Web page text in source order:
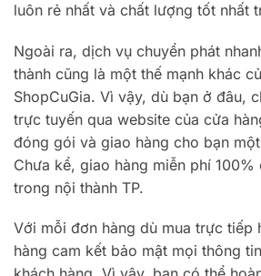
luôn rẻ nhất và chất lượng tốt nhất
Ngoài ra, dịch vụ chuyển phát
thành cũng là một thế mạnh khác
ShopCuGia. Vì vậy, dù bạn ở đâu,
trực tuyến qua website của cửa
đóng gói và giao hàng cho bạn
Chưa kể, giao hàng miễn phí
trong nội thành TP.
Với mỗi đơn hàng dù mua trực tiếp
hàng cam kết bảo mật mọi thông